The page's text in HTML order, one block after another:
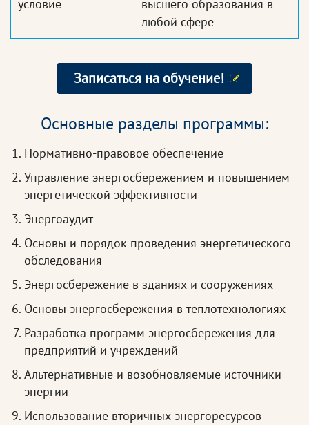
условие
высшего образования в
любой сфере
Записаться на обучение!
Основные разделы программы:
Нормативно-правовое обеспечение
Управление энергосбережением и повышением
энергетической эффективности
Энергоаудит
Основы и порядок проведения энергетического
обследования
Энергосбережение в зданиях и сооружениях
Основы энергосбережения в теплотехнологиях
Разработка программ энергосбережения для
предприятий и учреждений
Альтернативные и возобновляемые источники
энергии
Использование вторичных энергоресурсов